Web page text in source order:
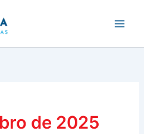
de 2025